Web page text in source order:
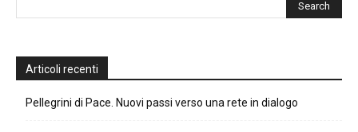
Articoli recenti
Pellegrini di Pace. Nuovi passi verso una rete in dialogo